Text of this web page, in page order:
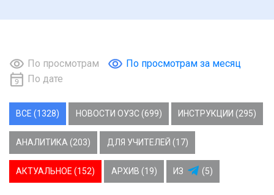
По просмотрам
По просмотрам за месяц
По дате
ВСЕ (1328) НОВОСТИ ОУЗС (699) ИНСТРУКЦИИ (295)
АНАЛИТИКА (203) ДЛЯ УЧИТЕЛЕЙ (17)
АКТУАЛЬНОЕ (152) АРХИВ (19) ИЗ (5)